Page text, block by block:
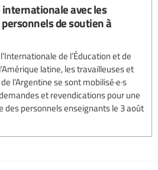
avec les
de soutien à
de l’Éducation et de
latine, les travailleuses et
l’Argentine se sont mobilisé·e·s
et revendications pour une
des personnels enseignants le 3 août